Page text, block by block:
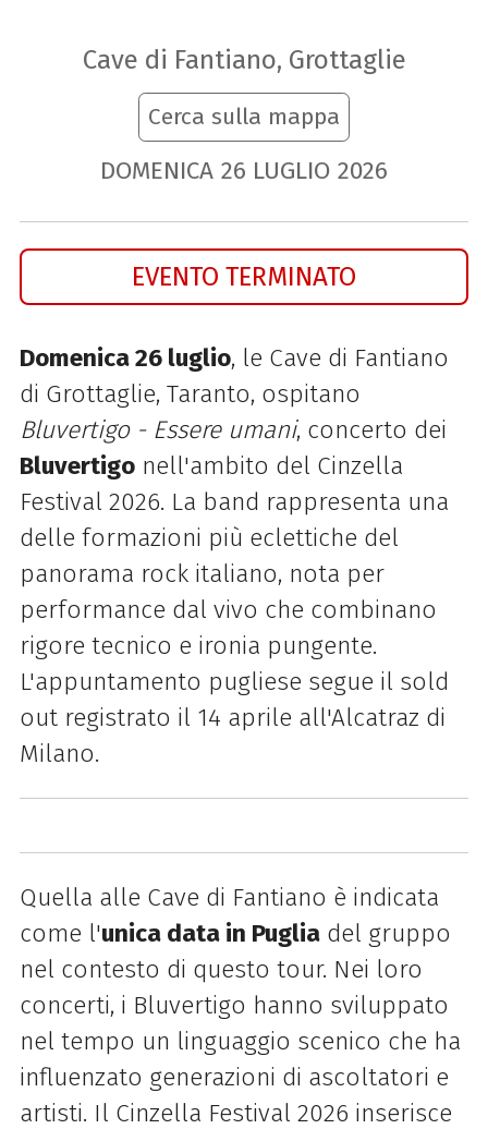
Cave di Fantiano, Grottaglie
Cerca sulla mappa
DOMENICA 26 LUGLIO 2026
EVENTO TERMINATO
Domenica 26 luglio, le Cave di Fantiano
di Grottaglie, Taranto, ospitano
Bluvertigo - Essere umani, concerto dei
Bluvertigonell'ambito del Cinzella
Festival 2026. La band rappresenta una
delle formazioni più eclettiche del
panorama rock italiano, nota per
performance dal vivo che combinano
rigore tecnico e ironia pungente.
L'appuntamento pugliese segue il sold
out registrato il 14 aprile all'Alcatraz di
Milano.
Quella alle Cave di Fantiano è indicata
come l'unica data in Pugliadel gruppo
nel contesto di questo tour. Nei loro
concerti, i Bluvertigo hanno sviluppato
nel tempo un linguaggio scenico che ha
influenzato generazioni di ascoltatori e
artisti. Il Cinzella Festival 2026 inserisce